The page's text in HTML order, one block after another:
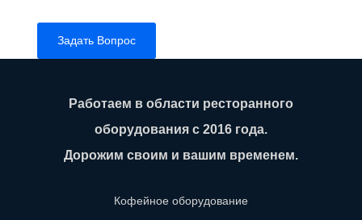
Задать Вопрос
Работаем в области ресторанного
оборудования с 2016 года.
Дорожим своим и вашим временем.
Кофейное оборудование